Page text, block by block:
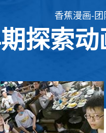
香蕉漫画-
探索动